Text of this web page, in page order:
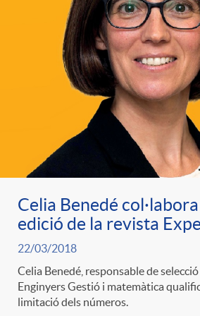
t
i
c
n
i
d
c
a
d
Celia Benedé
edició de la revista
22/03/2018
Celia Benedé, responsable de
Enginyers Gestió i matemàtica
limitació dels números.